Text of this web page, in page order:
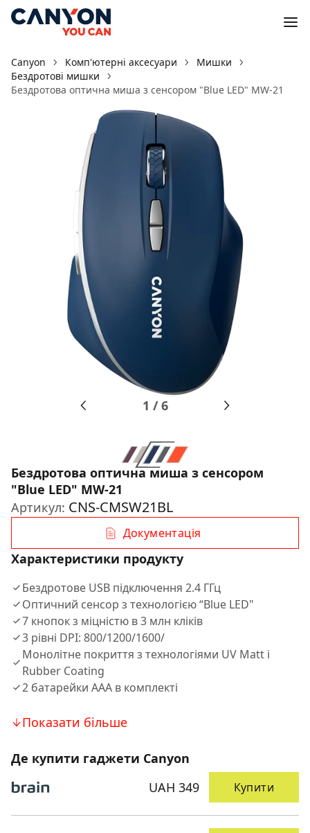
Canyon Комп'ютерні аксесуари
Мишки
Бездротові мишки
Бездротова оптична миша з сенсором "Blue LED" MW-21
1 /6
Бездротова оптична миша з сенсором
"Blue LED" MW-21
Артикул: CNS-CMSW21BL
Документація
Характеристики продукту
Бездротове USB підключення 2.4 ГГц
Оптичний сенсор з технологією “Blue LED"
7 кнопок з міцністю в 3 млн кліків
3 рівні DPI: 800/1200/1600/
Монолітне покриття з технологіями UV Matt і
Rubber Coating
2 батарейки AAA в комплекті
Показати більше
Де купити гаджети Canyon
UAH 349
Купити